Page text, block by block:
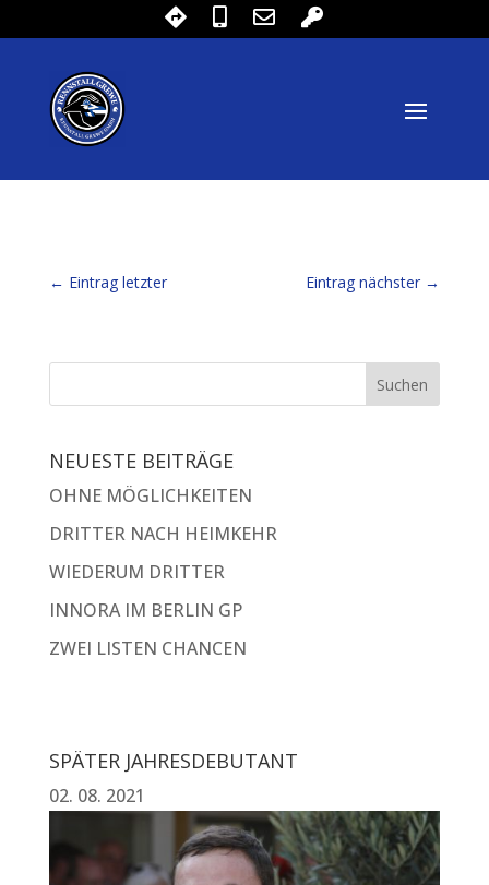
← Eintrag letzter Eintrag nächster →
NEUESTE BEITRÄGE
OHNE MÖGLICHKEITEN
DRITTER NACH HEIMKEHR
WIEDERUM DRITTER
INNORA IM BERLIN GP
ZWEI LISTEN CHANCEN
SPÄTER JAHRESDEBUTANT
02. 08. 2021